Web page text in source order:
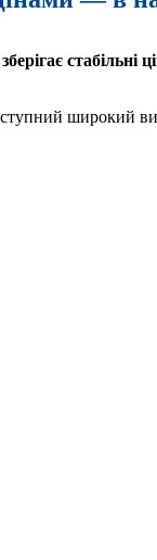
стабільні
широкий